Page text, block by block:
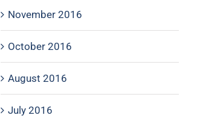
November 2016
October 2016
August 2016
July 2016